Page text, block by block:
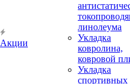
Акции
линолеума
Укладка
ковролина,
ковровой
Укладка
спортивных